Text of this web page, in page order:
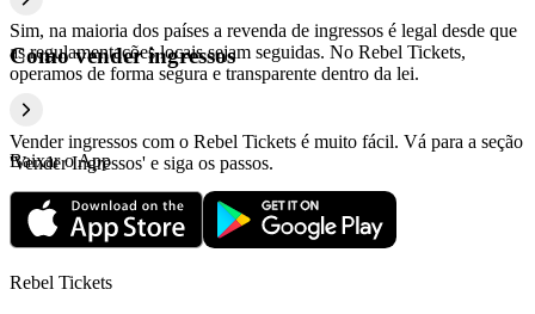
Sim, na maioria dos países a revenda de ingressos é legal desde que
as regulamentações locais sejam seguidas. No Rebel Tickets,
operamos de forma segura e transparente dentro da lei.
Como vender ingressos
Vender ingressos com o Rebel Tickets é muito fácil. Vá para a seção
'Vender Ingressos' e siga os passos.
Baixar o App
Rebel Tickets